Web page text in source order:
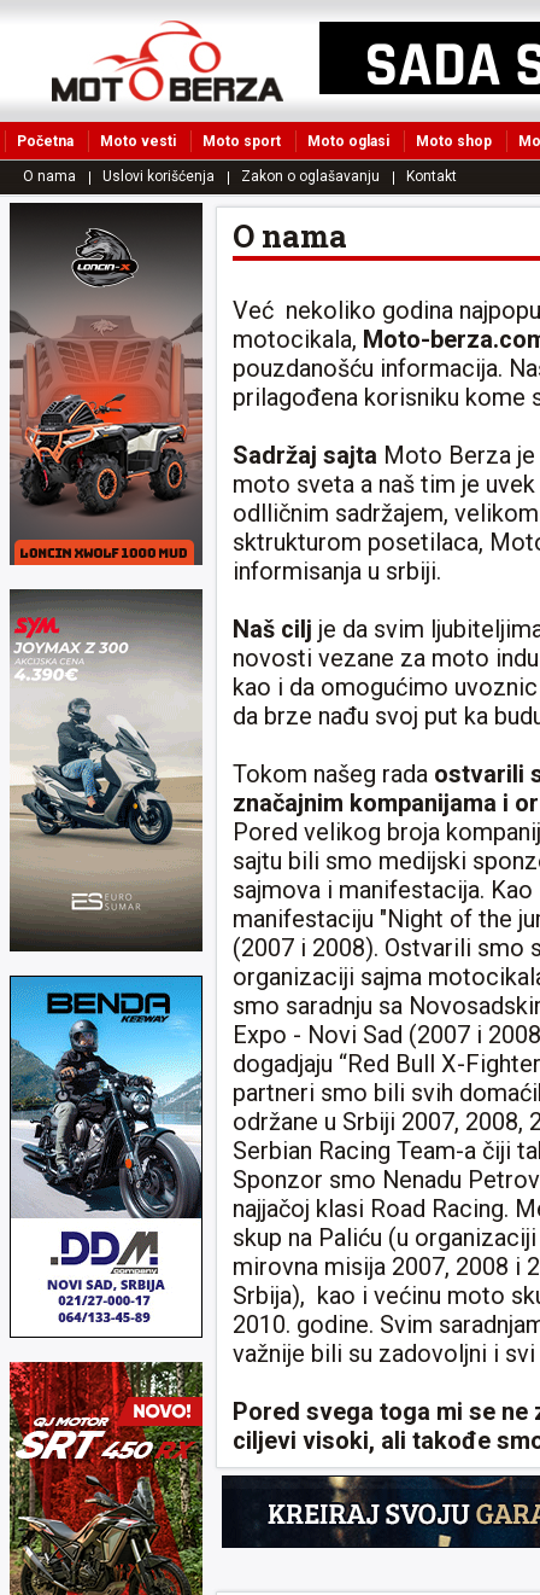
Početna Moto vesti Moto sport Moto oglasi Moto shop
O nama Uslovi korišćenja Zakon o oglašavanju Kontakt
O nama
Već nekoliko godina
motocikala, Moto-
pouzdanošću informacija.
prilagođena korisniku kome
Sadržaj sajta Moto Berza
moto sveta a naš tim je
odlličnim sadržajem,
sktrukturom posetilaca,
informisanja u srbiji.
Naš cilj je da svim
novosti vezane za moto
kao i da omogućimo
da brze nađu svoj put ka
Tokom našeg rada ostvarili
značajnim kompanijama i
Pored velikog broja
sajtu bili smo medijski
sajmova i manifestacija.
manifestaciju "Night of the
(2007 i 2008). Ostvarili smo
organizaciji sajma
smo saradnju sa
Expo - Novi Sad (2007 i
dogadjaju “Red Bull X-
partneri smo bili svih
održane u Srbiji 2007,
Serbian Racing Team-a čiji
Sponzor smo Nenadu
najjačoj klasi Road Racing.
skup na Paliću (u
mirovna misija 2007, 2008 i
Srbija), kao i većinu moto
2010. godine. Svim
važnije bili su zadovoljni i
Pored svega toga mi se
ciljevi visoki, ali takođe